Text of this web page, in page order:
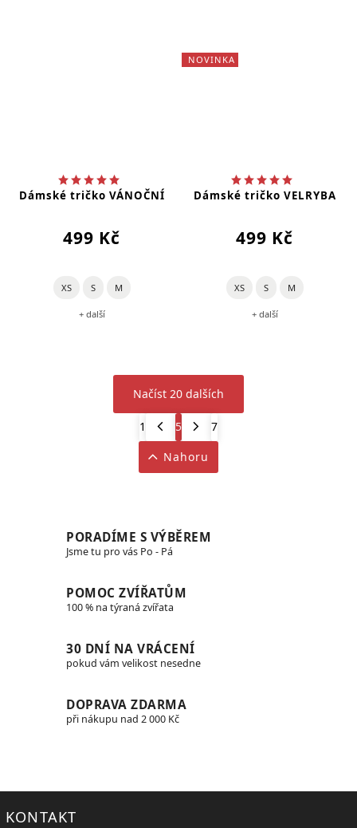
Dámské tričko VÁNOČNÍ
499 Kč
XS S M
+ další
NOVINKA
Dámské tričko VELRYBA
499 Kč
XS S M
+ další
Načíst 20 dalších
1 5
7
Nahoru
PORADÍME S VÝBĚREM
Jsme tu pro vás Po - Pá
POMOC ZVÍŘATŮM
100 % na týraná zvířata
30 DNÍ NA VRÁCENÍ
pokud vám velikost nesedne
DOPRAVA ZDARMA
při nákupu nad 2 000 Kč
KONTAKT